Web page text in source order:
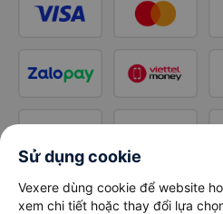
Sử dụng cookie
Vexere dùng cookie để website
xem chi tiết hoặc thay đổi lựa